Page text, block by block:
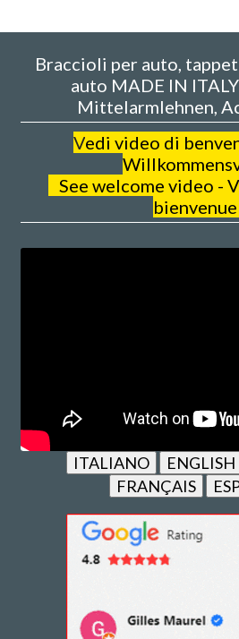
Braccioli per auto,
auto MADE IN
Mittelarmlehnen,
Vedi video di
See welcome video -
bienvenue
ITALIANO ENGLISH
FRANÇAIS